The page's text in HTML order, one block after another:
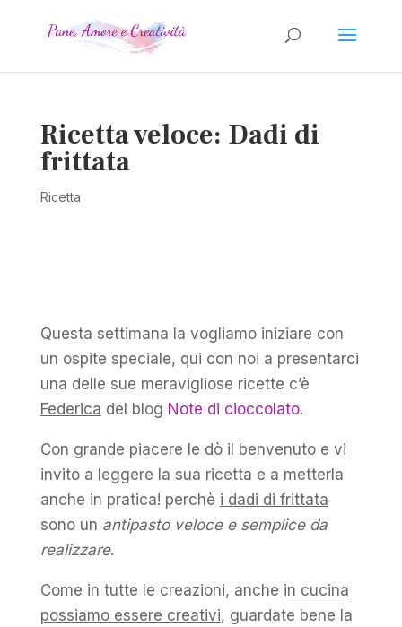
Ricetta veloce: Dadi di
frittata
Ricetta
Questa settimana la vogliamo iniziare con
un ospite speciale, qui con noi a presentarci
una delle sue meravigliose ricette c’è
Federica del blog Note di cioccolato.
Con grande piacere le dò il benvenuto e vi
invito a leggere la sua ricetta e a metterla
anche in pratica! perchè i dadi di frittata
sono un antipasto veloce e semplice da
realizzare.
Come in tutte le creazioni, anche in cucina
possiamo essere creativi, guardate bene la